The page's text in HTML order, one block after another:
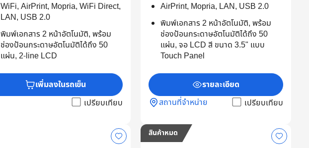
WiFi, AirPrint, Mopria, WiFi Direct,
LAN, USB 2.0
พิมพ์เอกสาร 2 หน้าอัตโนมัติ, พร้อม
ช่องป้อนกระดาษอัตโนมัติได้ถึง 50
แผ่น, 2-line LCD
เพิ่มลงในรถเข็น
เปรียบเทียบ
AirPrint, Mopria, LAN, USB 2.0
พิมพ์เอกสาร 2 หน้าอัตโนมัติ, พร้อม
ช่องป้อนกระดาษอัตโนมัติได้ถึง 50
แผ่น, จอ LCD สี ขนาด 3.5" แบบ
Touch Panel
รายละเอียด
สถานที่จำหน่าย
เปรียบเทียบ
สินค้าหมด